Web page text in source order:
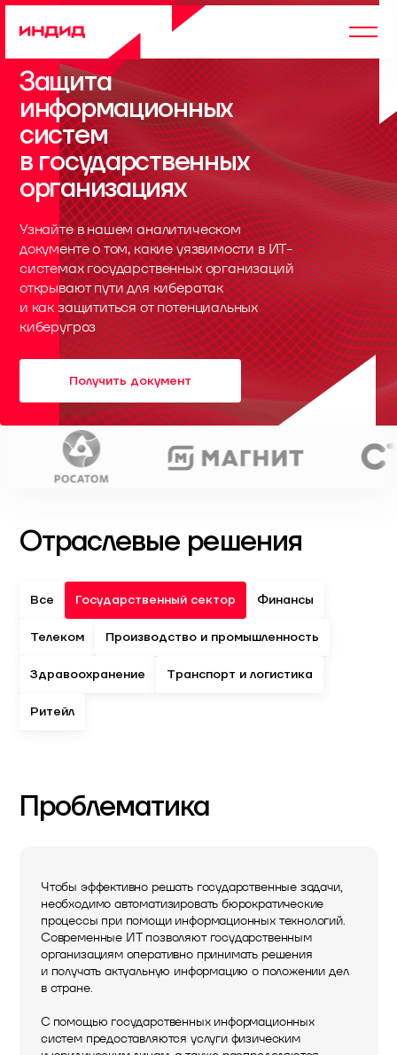
Защита
информационных
систем
в государственных
организациях
Узнайте в нашем аналитическом
документе о том, какие уязвимости в ИТ-
системах государственных организаций
открывают пути для кибератак
и как защититься от потенциальных
киберугроз
Получить документ
Отраслевые решения
Все Государственный сектор Финансы
Телеком Производство и промышленность
Здравоохранение Транспорт и логистика
Ритейл
Проблематика
Чтобы эффективно решать государственные задачи,
необходимо автоматизировать бюрократические
процессы при помощи информационных технологий.
Современные ИТ позволяют государственным
организациям оперативно принимать решения
и получать актуальную информацию о положении дел
в стране.
С помощью государственных информационных
систем предоставляются услуги физическим